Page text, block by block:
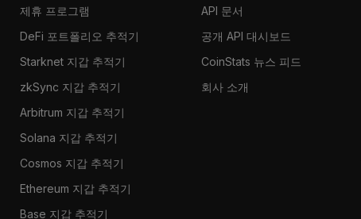
제휴 프로그램
DeFi 포트폴리오 추적기
Starknet 지갑 추적기
zkSync 지갑 추적기
Arbitrum 지갑 추적기
Solana 지갑 추적기
Cosmos 지갑 추적기
Ethereum 지갑 추적기
Base 지갑 추적기
API 문서
공개 API 대시보드
CoinStats 뉴스 피드
회사 소개